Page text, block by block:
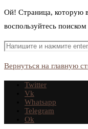
Ой! Страница, которую
воспользуйтесь поиском
Вернуться на главную
Twitter
Vk
Whatsapp
Telegram
Ok